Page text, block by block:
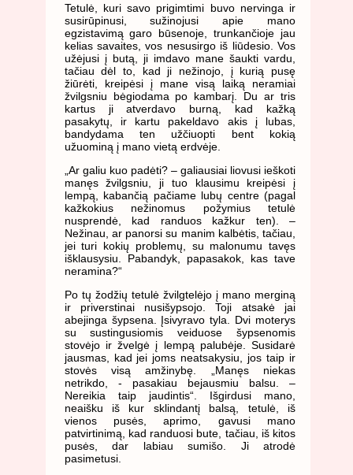
Tetulė, kuri savo prigimtimi buvo nervinga ir
susirūpinusi, sužinojusi apie mano
egzistavimą garo būsenoje, trunkančioje jau
kelias savaites, vos nesusirgo iš liūdesio. Vos
užėjusi į butą, ji imdavo mane šaukti vardu,
tačiau dėl to, kad ji nežinojo, į kurią pusę
žiūrėti, kreipėsi į mane visą laiką neramiai
žvilgsniu bėgiodama po kambarį. Du ar tris
kartus ji atverdavo burną, kad kažką
pasakytų, ir kartu pakeldavo akis į lubas,
bandydama ten užčiuopti bent kokią
užuominą į mano vietą erdvėje.
„Ar galiu kuo padėti? – galiausiai liovusi ieškoti
manęs žvilgsniu, ji tuo klausimu kreipėsi į
lempą, kabančią pačiame lubų centre (pagal
kažkokius nežinomus požymius tetulė
nusprendė, kad randuos kažkur ten). –
Nežinau, ar panorsi su manim kalbėtis, tačiau,
jei turi kokių problemų, su malonumu tavęs
išklausysiu. Pabandyk, papasakok, kas tave
neramina?“
Po tų žodžių tetulė žvilgtelėjo į mano merginą
ir priverstinai nusišypsojo. Toji atsakė jai
abejinga šypsena. Įsivyravo tyla. Dvi moterys
su sustingusiomis veiduose šypsenomis
stovėjo ir žvelgė į lempą palubėje. Susidarė
jausmas, kad jei joms neatsakysiu, jos taip ir
stovės visą amžinybę. „Manęs niekas
netrikdo, - pasakiau bejausmiu balsu. –
Nereikia taip jaudintis“. Išgirdusi mano,
neaišku iš kur sklindantį balsą, tetulė, iš
vienos pusės, aprimo, gavusi mano
patvirtinimą, kad randuosi bute, tačiau, iš kitos
pusės, dar labiau sumišo. Ji atrodė
pasimetusi.